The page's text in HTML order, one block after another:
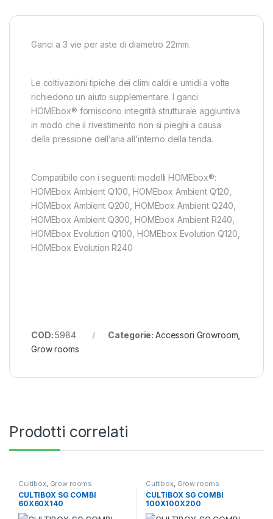
Ganci a 3 vie per aste di diametro 22mm.
Le coltivazioni tipiche dei climi caldi e umidi a volte
richiedono un aiuto supplementare. I ganci
HOMEbox® forniscono integrità strutturale aggiuntiva
in modo che il rivestimento non si pieghi a causa
della pressione dell’aria all’interno della tenda.
Compatibile con i seguenti modelli HOMEbox®:
HOMEbox Ambient Q100, HOMEbox Ambient Q120,
HOMEbox Ambient Q200, HOMEbox Ambient Q240,
HOMEbox Ambient Q300, HOMEbox Ambient R240,
HOMEbox Evolution Q100, HOMEbox Evolution Q120,
HOMEbox Evolution R240
COD:5984 Categorie: Accessori Growroom
Grow rooms
Prodotti correlati
Cultibox, Grow rooms
CULTIBOX SG COMBI
60X60X140
Cultibox, Grow rooms
CULTIBOX SG COMBI
100X100X200